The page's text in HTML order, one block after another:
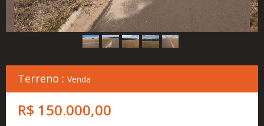
Terreno : Venda
R$ 150.000,00